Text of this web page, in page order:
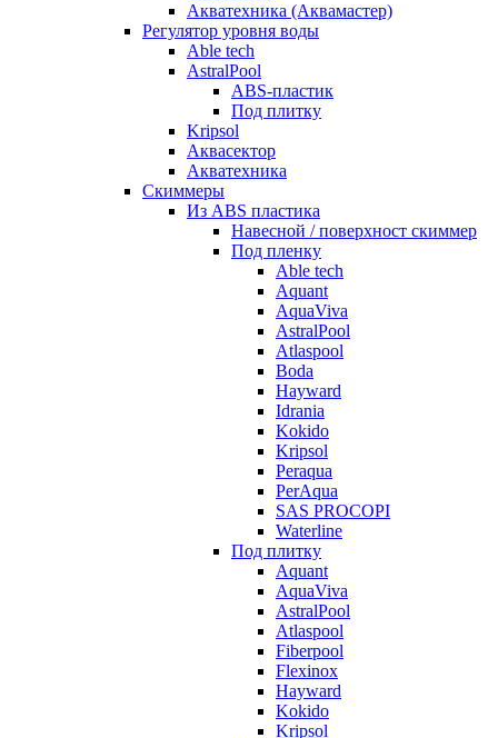
Акватехника (Аквамастер)
Регулятор уровня воды
Able tech
AstralPool
ABS-пластик
Под плитку
Kripsol
Аквасектор
Акватехника
Скиммеры
Из ABS пластика
Навесной / поверхност скиммер
Под пленку
Able tech
Aquant
AquaViva
AstralPool
Atlaspool
Boda
Hayward
Idrania
Kokido
Kripsol
Peraqua
PerAqua
SAS PROCOPI
Waterline
Под плитку
Aquant
AquaViva
AstralPool
Atlaspool
Fiberpool
Flexinox
Hayward
Kokido
Kripsol